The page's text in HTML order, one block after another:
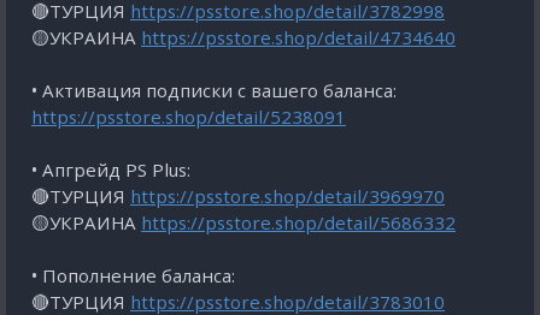
🔴ТУРЦИЯ https://psstore.shop/detail/3782998
🟡УКРАИНА https://psstore.shop/detail/4734640
• Активация подписки с вашего баланса:
https://psstore.shop/detail/5238091
• Апгрейд PS Plus:
🔴ТУРЦИЯ https://psstore.shop/detail/3969970
🟡УКРАИНА https://psstore.shop/detail/5686332
• Пополнение баланса:
🔴ТУРЦИЯ https://psstore.shop/detail/3783010